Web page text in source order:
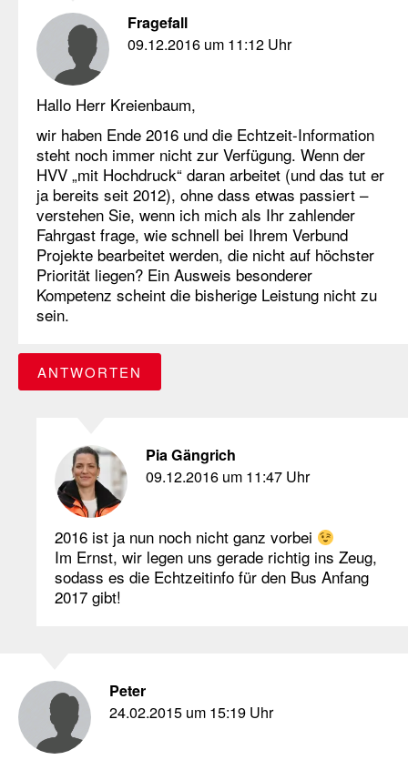
Fragefall
09.12.2016 um 11:12 Uhr
Hallo Herr Kreienbaum,
wir haben Ende 2016 und die Echtzeit-Information
steht noch immer nicht zur Verfügung. Wenn der
HVV „mit Hochdruck“ daran arbeitet (und das tut er
ja bereits seit 2012), ohne dass etwas passiert –
verstehen Sie, wenn ich mich als Ihr zahlender
Fahrgast frage, wie schnell bei Ihrem Verbund
Projekte bearbeitet werden, die nicht auf höchster
Priorität liegen? Ein Ausweis besonderer
Kompetenz scheint die bisherige Leistung nicht zu
sein.
ANTWORTEN
Pia Gängrich
09.12.2016 um 11:47 Uhr
2016 ist ja nun noch nicht ganz vorbei
Im Ernst, wir legen uns gerade richtig ins Zeug,
sodass es die Echtzeitinfo für den Bus Anfang
2017 gibt!
Peter
24.02.2015 um 15:19 Uhr